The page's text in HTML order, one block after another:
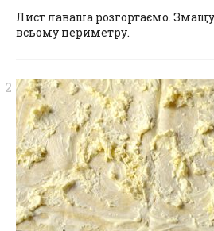
Лист лаваша розгортаємо.
всьому периметру.